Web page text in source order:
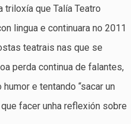
triloxía que Talía Teatro
lingua e continuara no 2011
teatrais nas que se
perda continua de falantes,
e tentando “sacar un
facer unha reflexión sobre